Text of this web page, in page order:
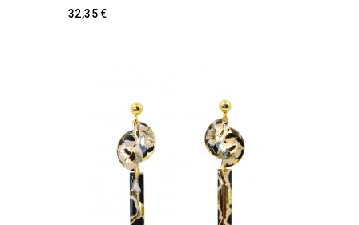
32,35 €